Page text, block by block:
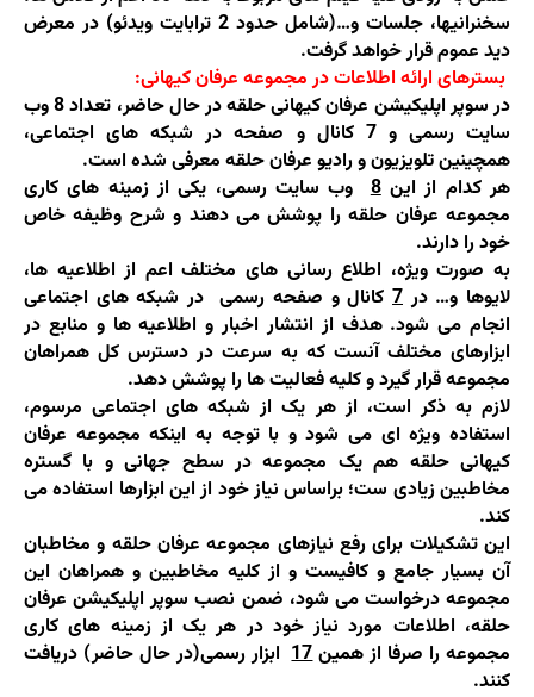
سخنرانیها، جلسات و…(شامل حدود 2 ترابایت ویدئو) در معرض
دید عموم قرار خواهد گرفت.
بسترهای ارائه اطلاعات در مجموعه عرفان کیهانی:
در سوپر اپلیکیشن عرفان کیهانی حلقه در حال حاضر، تعداد 8 وب
سایت رسمی و 7 کانال و صفحه در شبکه های اجتماعی،
همچینین تلویزیون و رادیو عرفان حلقه معرفی شده است.
هر کدام از این8وب سایت رسمی، یکی از زمینه های کاری
مجموعه عرفان حلقه را پوشش می دهند و شرح وظیفه خاص
خود را دارند.
به صورت ویژه، اطلاع رسانی های مختلف اعم از اطلاعیه ها،
لایوها و… در 7 کانال و صفحه رسمی در شبکه های اجتماعی
انجام می شود. هدف از انتشار اخبار و اطلاعیه ها و منابع در
ابزارهای مختلف آنست که به سرعت در دسترس کل همراهان
مجموعه قرار گیرد و کلیه فعالیت ها را پوشش دهد.
لازم به ذکر است، از هر یک از شبکه های اجتماعی مرسوم،
استفاده ویژه ای می شود و با توجه به اینکه مجموعه عرفان
کیهانی حلقه هم یک مجموعه در سطح جهانی و با گستره
مخاطبین زیادی ست؛ براساس نیاز خود از این ابزارها استفاده می
کند.
این تشکیلات برای رفع نیازهای مجموعه عرفان حلقه و مخاطبان
آن بسیار جامع و کافیست و از کلیه مخاطبین و همراهان این
مجموعه درخواست می شود، ضمن نصب سوپر اپلیکیشن عرفان
حلقه، اطلاعات مورد نیاز خود در هر یک از زمینه های کاری
مجموعه را صرفا از همین17ابزار رسمی(در حال حاضر) دریافت
کنند.